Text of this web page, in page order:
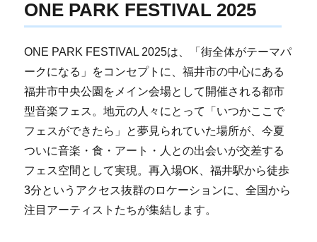
ONE PARK FESTIVAL 2025
ONE PARK FESTIVAL 2025は、「街全体がテーマパ
ークになる」をコンセプトに、福井市の中心にある
福井市中央公園をメイン会場として開催される都市
型音楽フェス。地元の人々にとって「いつかここで
フェスができたら」と夢見られていた場所が、今夏
ついに音楽・食・アート・人との出会いが交差する
フェス空間として実現。再入場OK、福井駅から徒歩
3分というアクセス抜群のロケーションに、全国から
注目アーティストたちが集結します。